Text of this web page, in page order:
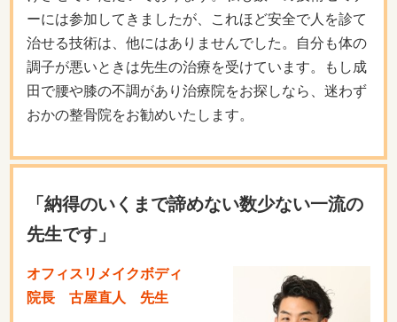
ーには参加してきましたが、これほど安全で人を診て
治せる技術は、他にはありませんでした。自分も体の
調子が悪いときは先生の治療を受けています。もし成
田で腰や膝の不調があり治療院をお探しなら、迷わず
おかの整骨院をお勧めいたします。
「納得のいくまで諦めない数少ない一流の
先生です」
オフィスリメイクボディ
院長 古屋直人 先生